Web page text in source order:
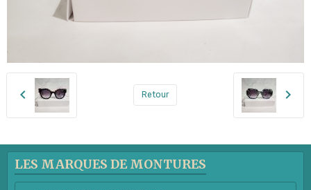
Retour
LES MARQUES DE MONTURES